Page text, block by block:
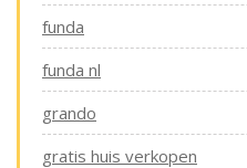
funda
funda nl
grando
gratis huis verkopen